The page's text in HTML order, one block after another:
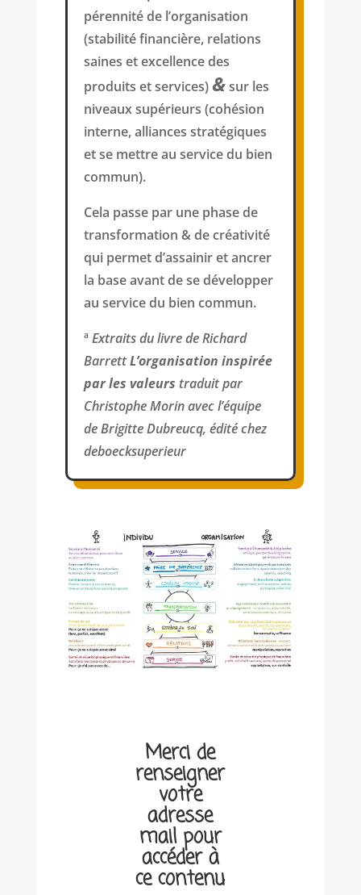
pérennité de l’organisation
(stabilité financière, relations
saines et excellence des
produits et services)&sur les
niveaux supérieurs (cohésion
interne, alliances stratégiques
et se mettre au service du bien
commun).
Cela passe par une phase de
transformation & de créativité
qui permet d’assainir et ancrer
la base avant de se développer
au service du bien commun.
ªExtraits du livre de Richard
BarrettL’organisation inspirée
par les valeurs traduit par
Christophe Morin avec l’équipe
de Brigitte Dubreucq, édité chez
deboecksuperieur
Merci de
renseigner
votre
adresse
mail pour
accéder à
ce contenu